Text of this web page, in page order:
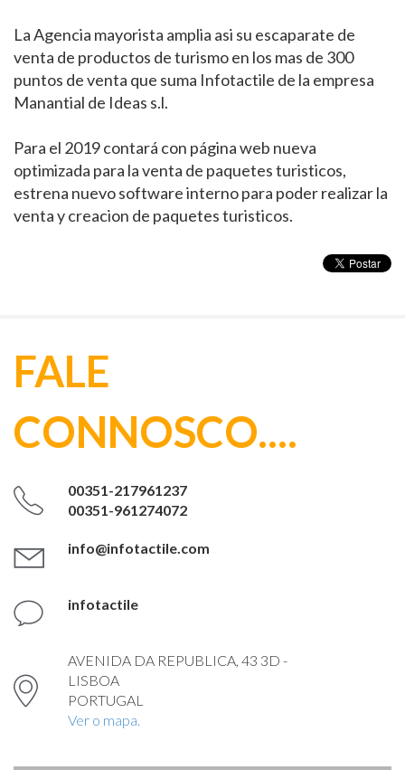
La Agencia mayorista amplia asi su escaparate de
venta de productos de turismo en los mas de 300
puntos de venta que suma Infotactile de la empresa
Manantial de Ideas s.l.
Para el 2019 contará con página web nueva
optimizada para la venta de paquetes turisticos,
estrena nuevo software interno para poder realizar la
venta y creacion de paquetes turisticos.
FALE
CONNOSCO....
00351-217961237
00351-961274072
info@infotactile.com
infotactile
AVENIDA DA REPUBLICA, 43 3D -
LISBOA
PORTUGAL
Ver o mapa.